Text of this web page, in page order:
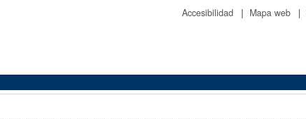
Accesibilidad | Mapa web |